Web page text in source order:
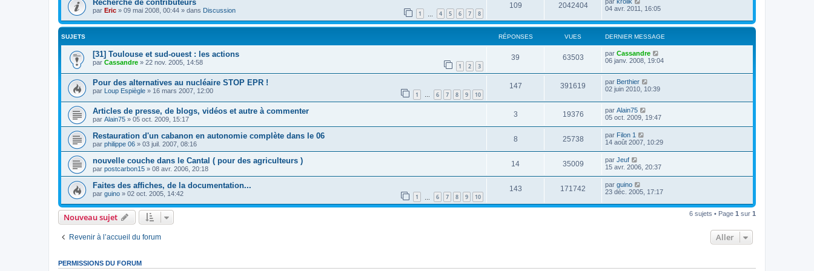
Recherche de contributeurs
par Eric » 09 mai 2008, 00:44 » dans Discussion 1 4 5 6 7 8
109 2042404
04 avr. 2011, 16:05
SUJETS RÉPONSES VUES DERNIER MESSAGE
[31] Toulouse et sud-ouest : les actions
par Cassandre » 22 nov. 2005, 14:58 1 2 3
39 63503 par Cassandre
06 janv. 2008, 19:04
Pour des alternatives au nucléaire STOP EPR !
par Loup Espiègle » 16 mars 2007, 12:00 1 … 6 7 8 9 10
147 391619 par Berthier
02 juin 2010, 10:39
Articles de presse, de blogs, vidéos et autre à commenter
par Alain75 » 05 oct. 2009, 15:17
3 19376 par Alain75
05 oct. 2009, 19:47
Restauration d'un cabanon en autonomie complète dans le 06
par philippe 06 » 03 juil. 2007, 08:16
8 25738 par Filon 1
14 août 2007, 10:29
nouvelle couche dans le Cantal ( pour des agriculteurs )
par postcarbon15 » 08 avr. 2006, 20:18
14 35009 par Jeuf
15 avr. 2006, 20:37
Faites des affiches, de la documentation...
par guino » 02 oct. 2005, 14:42 1 6 7 8 9 10
143 171742 par guino
23 déc. 2005, 17:17
Nouveau sujet 6 sujets • Page 1 sur 1
Revenir à l’accueil du forum Aller
PERMISSIONS DU FORUM